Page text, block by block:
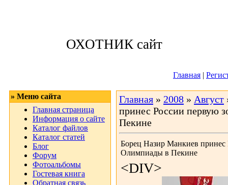
ОХОТНИК сайт
Главная |
» Меню сайта
Главная страница
Информация о сайте
Каталог файлов
Каталог статей
Блог
Форум
Фотоальбомы
Гостевая книга
Обратная связь
Главная » 2008 » Август
принес России первую
Пекине
Борец Назир Манкиев принес
Олимпиады в Пекине
<DIV>